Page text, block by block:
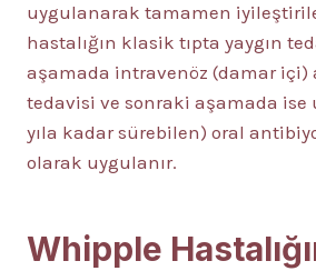
uygulanarak tamamen
hastalığın klasik tıpta yaygın
aşamada intravenöz (damar
tedavisi ve sonraki aşamada ise
yıla kadar sürebilen) oral
olarak uygulanır.
Whipple